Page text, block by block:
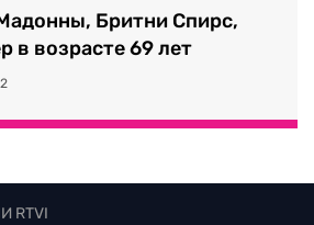
Бритни Спирс,
в возрасте 69 лет
RTVI